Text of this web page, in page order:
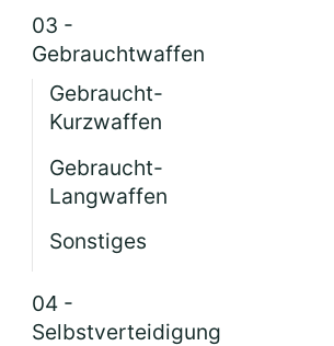
03 -
Gebrauchtwaffen
Gebraucht-
Kurzwaffen
Gebraucht-
Langwaffen
Sonstiges
04 -
Selbstverteidigung